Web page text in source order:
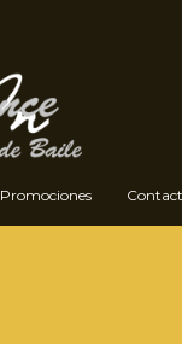
Promociones